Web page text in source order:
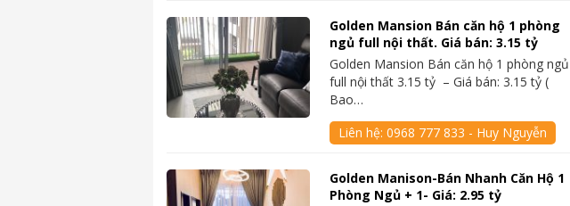
Golden Mansion Bán căn hộ 1 phòng
ngủ full nội thất. Giá bán: 3.15 tỷ
Golden Mansion Bán căn hộ 1 phòng ngủ
full nội thất 3.15 tỷ – Giá bán: 3.15 tỷ (
Bao…
Liên hệ:0968 777 833 - Huy Nguyễn
Golden Manison-Bán Nhanh Căn Hộ 1
Phòng Ngủ + 1- Giá: 2.95 tỷ